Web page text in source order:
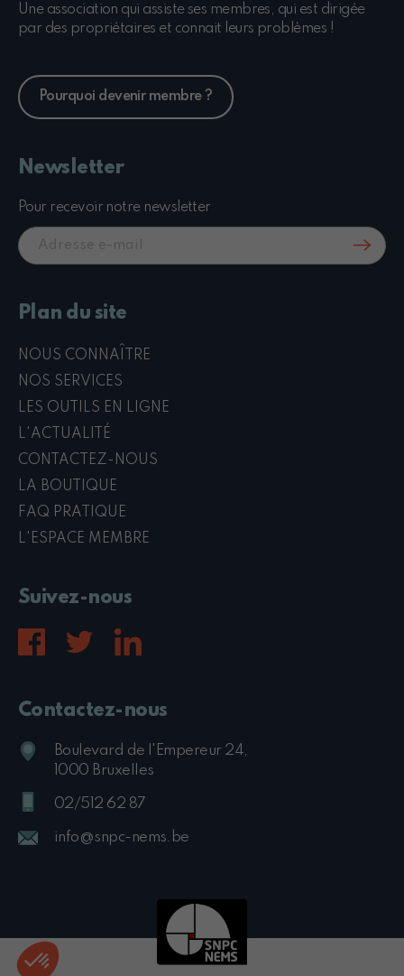
Une association qui assiste ses membres, qui est dirigée
par des propriétaires et connait leurs problèmes !
Pourquoi devenir membre ?
Newsletter
Pour recevoir notre newsletter
Suivez-nous
Plan du site
NOUS CONNAÎTRE
NOS SERVICES
LES OUTILS EN LIGNE
L'ACTUALITÉ
CONTACTEZ-NOUS
LA BOUTIQUE
FAQ PRATIQUE
L'ESPACE MEMBRE
Contactez-nous
Boulevard de l'Empereur 24,
1000 Bruxelles
02/512 62 87
info@snpc-nems.be